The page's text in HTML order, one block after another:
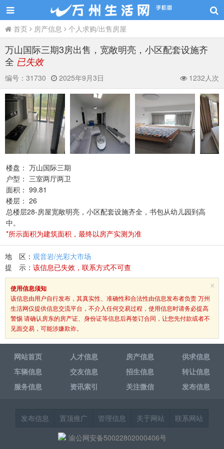
首页 房产信息 个人求购/出售房屋
万山国际三期3房出售，宽敞明亮，小区配套设施齐
全 已失效
编号： 31730 2025年9月3日 1232人次
楼盘： 万山国际三期
户型： 三室两厅两卫
面积： 99.81
楼层： 26
总楼层28-房屋宽敞明亮，小区配套设施齐全，书包从幼儿园到高
中。
*所示面积为建筑面积，最终以房产实测为准
地 区： 观音岩/光彩大市场
提 示： 该信息已失效，联系方式不可查
×
使用信息须知
该信息由用户自行发布，其真实性、准确性和合法性由信息发布者负责 万州
生活网仅提供信息交流平台，不介入任何交易过程，使用信息时请务必提高
警惕 请确认房东的房产证、身份证等信息后再签订合同，让您先付款或者不
见面交易，可能涉嫌欺诈。
网站首页 人才信息 房产信息
供求信息
车辆信息
交友信息 招生信息
转让信息
服务信息
资讯索引 关注微信 发布信息
发布信息 置顶推广 管理信息 关于网站
联系网站
渝公网安备50022802000406号